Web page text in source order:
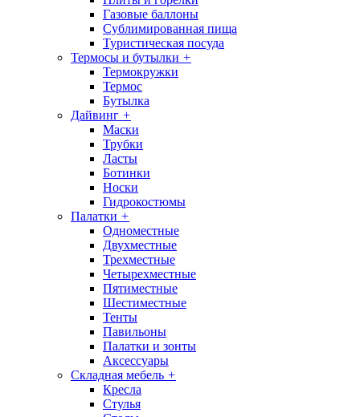
Газовые баллоны
Сублимированная пища
Туристическая посуда
Термосы и бутылки +
Термокружки
Термос
Бутылка
Дайвинг +
Маски
Трубки
Ласты
Ботинки
Носки
Гидрокостюмы
Палатки +
Одноместные
Двухместные
Трехместные
Четырехместные
Пятиместные
Шестиместные
Тенты
Павильоны
Палатки и зонты
Аксессуары
Складная мебель +
Кресла
Стулья